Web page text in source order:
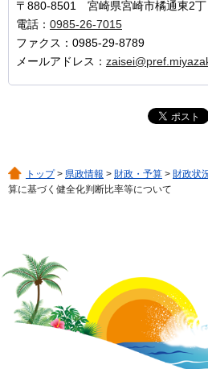
〒880-8501 宮崎県宮崎市橘通東2丁
電話： 0985-26-7015
ファクス：0985-29-8789
メールアドレス：
トップ> 県政情報 > 財政・予算 > 財政状
算に基づく健全化判断比率等について